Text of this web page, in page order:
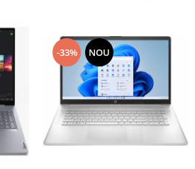
-33% NOU